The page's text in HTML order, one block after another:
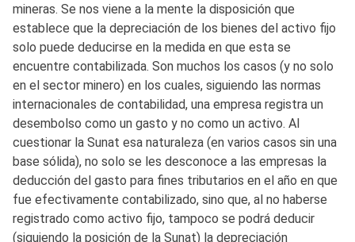
mineras. Se nos viene a la mente la disposición que
establece que la depreciación de los bienes del activo fijo
solo puede deducirse en la medida en que esta se
encuentre contabilizada. Son muchos los casos (y no solo
en el sector minero) en los cuales, siguiendo las normas
internacionales de contabilidad, una empresa registra un
desembolso como un gasto y no como un activo. Al
cuestionar la Sunat esa naturaleza (en varios casos sin una
base sólida), no solo se les desconoce a las empresas la
deducción del gasto para fines tributarios en el año en que
fue efectivamente contabilizado, sino que, al no haberse
registrado como activo fijo, tampoco se podrá deducir
(siguiendo la posición de la Sunat) la depreciación